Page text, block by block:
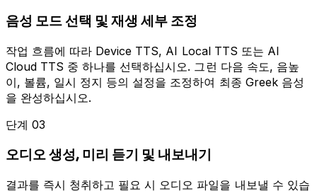
음성 모드 선택 및 재생 세부 조정
작업 흐름에 따라 Device TTS, AI Local TTS 또는 AI
Cloud TTS 중 하나를 선택하십시오. 그런 다음 속도, 음높
이, 볼륨, 일시 정지 등의 설정을 조정하여 최종 Greek 음성
을 완성하십시오.
단계 03
오디오 생성, 미리 듣기 및 내보내기
결과를 즉시 청취하고 필요 시 오디오 파일을 내보낼 수 있습